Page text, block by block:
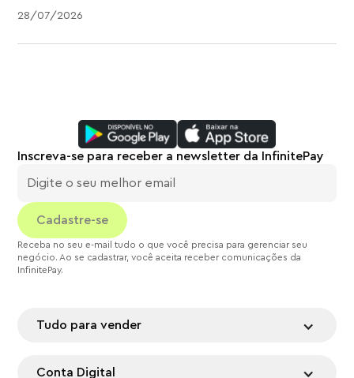
28/07/2026
Tudo para vender
Conta Digital
Inscreva-se para receber a newsletter da InfinitePay
Receba no seu e-mail tudo o que você precisa para gerenciar seu
negócio. Ao se cadastrar, você aceita receber comunicações da
InfinitePay.